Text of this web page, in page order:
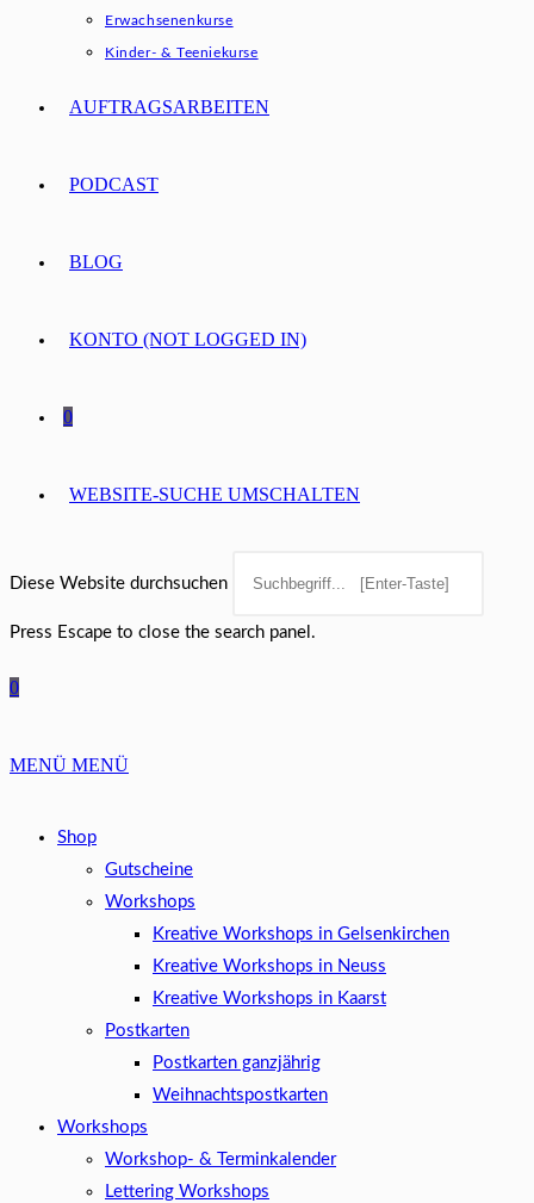
Erwachsenenkurse
Kinder- & Teeniekurse
AUFTRAGSARBEITEN
PODCAST
BLOG
KONTO (NOT LOGGED IN)
0
WEBSITE-SUCHE UMSCHALTEN
Diese Website durchsuchen
Press Escape to close the search panel.
0
MENÜ MENÜ
Shop
Gutscheine
Workshops
Kreative Workshops in Gelsenkirchen
Kreative Workshops in Neuss
Kreative Workshops in Kaarst
Postkarten
Postkarten ganzjährig
Weihnachtspostkarten
Workshops
Workshop- & Terminkalender
Lettering Workshops